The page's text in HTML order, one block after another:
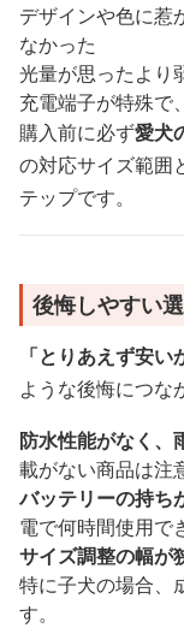
デザインや色に惹
なかった
光量が思ったより
充電端子が特殊で
購入前に必ず愛犬
の対応サイズ範囲
テップです。
後悔しやすい
「とりあえず安
ような後悔につな
防水性能がなく、
載がない商品は注
バッテリーの持ち
電で何時間使用で
サイズ調整の幅が
特に子犬の場合、
す。